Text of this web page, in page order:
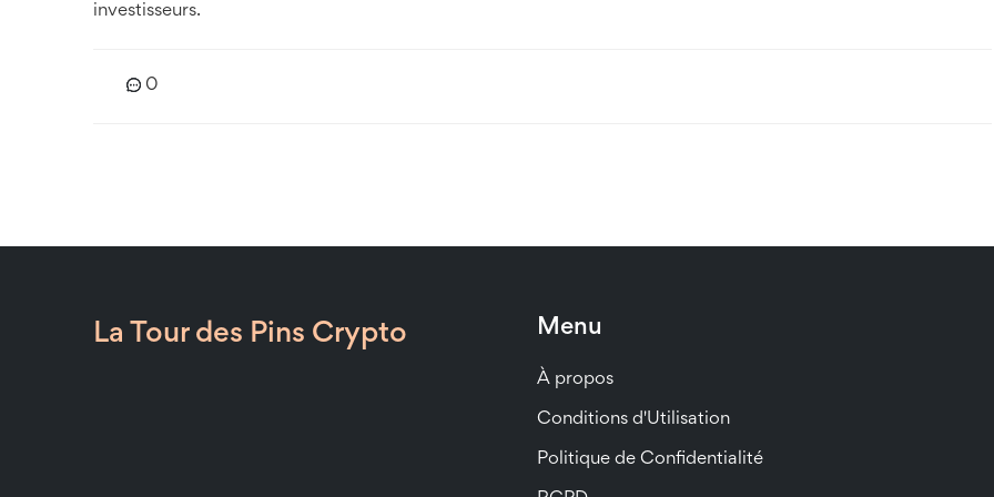
investisseurs.
0
La Tour des Pins Crypto Menu
À propos
Conditions d'Utilisation
Politique de Confidentialité